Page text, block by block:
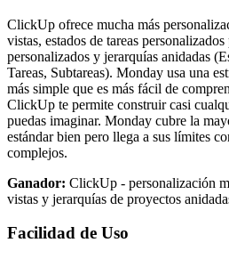
ClickUp ofrece mucha más
vistas, estados de tareas
personalizados y jerarquías anidadas
Tareas, Subtareas). Monday usa una
más simple que es más fácil de
ClickUp te permite construir casi
puedas imaginar. Monday cubre la
estándar bien pero llega a sus límites
complejos.
Ganador: ClickUp - personalización
vistas y jerarquías de proyectos
Facilidad de Uso